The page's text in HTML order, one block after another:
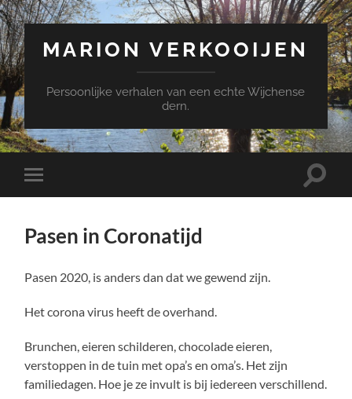
MARION VERKOOIJEN
Persoonlijke verhalen van een echte Wijchense
dern.
Toggle
mobiel
Toggle
Pasen in Coronatijd
Pasen 2020, is anders dan dat we gewend zijn.
Het corona virus heeft de overhand.
Brunchen, eieren schilderen, chocolade eieren,
verstoppen in de tuin met opa’s en oma’s. Het zijn
familiedagen. Hoe je ze invult is bij iedereen verschillend.